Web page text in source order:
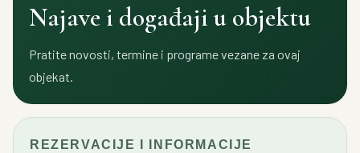
Najave i događaji u objektu
Pratite novosti, termine i programe vezane za ovaj
objekat.
REZERVACIJE I INFORMACIJE